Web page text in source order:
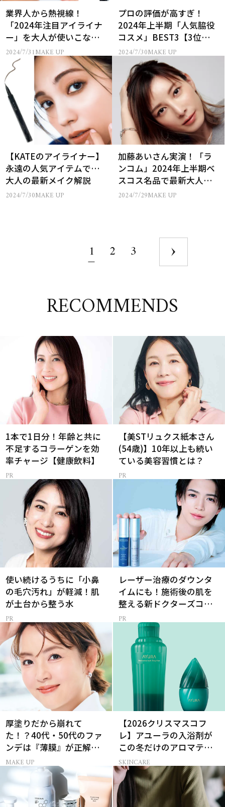
業界人から熱視線！
「2024年注目アイライナ
ー」を大人が使いこなす
なら…
2024/7/31MAKE UP
プロの評価が高すぎ！
2024年上半期「人気脇役
コスメ」BEST3【3位はコ
スメデコルテ、1位は？】
2024/7/30MAKE UP
【KATEのアイライナー】
永遠の人気アイテムで…
大人の最新メイク解説
2024/7/30MAKE UP
加藤あいさん実演！「ラ
ンコム」2024年上半期ベ
スコス名品で最新大人メ
イク
2024/7/29MAKE UP
1 2 3
RECOMMENDS
1本で1日分！年齢と共に
不足するコラーゲンを効
率チャージ【健康飲料】
【美STリュクス紙本さん
(54歳)】10年以上も続い
ている美容習慣とは？
使い続けるうちに「小鼻
の毛穴汚れ」が軽減！肌
が土台から整う水
レーザー治療のダウンタ
イムにも！施術後の肌を
整える新ドクターズコス
メ
厚塗りだから崩れて
た！？40代・50代のファ
ンデは『薄膜』が正解で
した
MAKE UP
【2026クリスマスコフ
レ】アユーラの入浴剤が
この冬だけのアロマティ
ックハーブの香りに
SKINCARE